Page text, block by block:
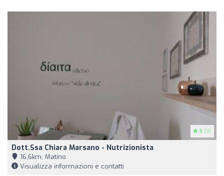
5 (9)
Dott.ssa Chiara Marsano - Nutrizionista
16,6km, Matino
Visualizza informazioni e contatti